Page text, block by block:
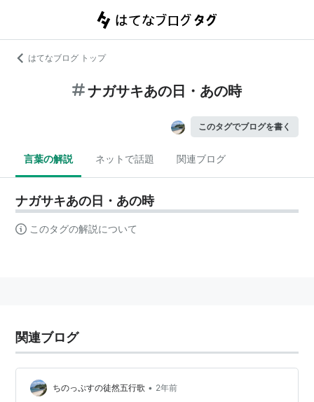
はてなブログ トップ
ナガサキあの日・あの時
このタグでブログを書く
言葉の解説 ネットで話題 関連ブログ
ナガサキあの日・あの時
このタグの解説について
関連ブログ
ちのっぷすの徒然五行歌 • 2年前